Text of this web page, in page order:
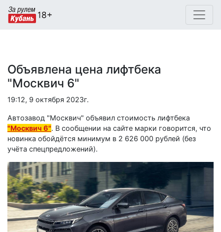
Объявлена цена лифтбека
"Москвич 6"
19:12, 9 октября 2023г.
Автозавод "Москвич" объявил стоимость лифтбека
"Москвич 6". В сообщении на сайте марки говорится, что
новинка обойдётся минимум в 2 626 000 рублей (без
учёта спецпредложений).